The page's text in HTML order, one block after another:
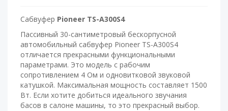
Сабвуфер Pioneer TS-A300S4
Пассивный 30-сантиметровый бескорпусной
автомобильный сабвуфер Pioneer TS-A300S4
отличается прекрасными функциональными
параметрами. Это модель с рабочим
сопротивлением 4 Ом и одновитковой звуковой
катушкой. Максимальная мощность составляет 1500
Вт. Если хотите добиться идеального звучания
басов в салоне машины, то это прекрасный выбор.